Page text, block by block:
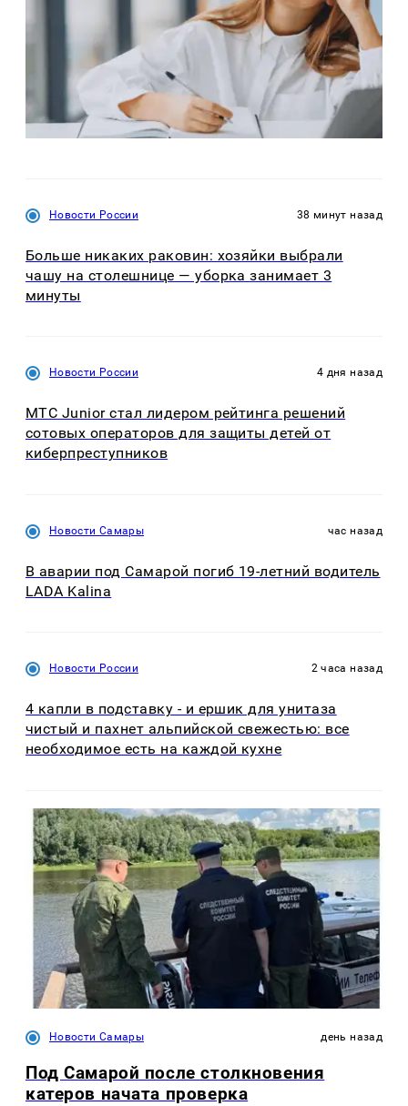
Новости России 38 минут назад
Больше никаких раковин: хозяйки выбрали
чашу на столешнице — уборка занимает 3
минуты
Новости России 4 дня назад
МТС Junior стал лидером рейтинга решений
сотовых операторов для защиты детей от
киберпреступников
Новости Самары час назад
В аварии под Самарой погиб 19-летний водитель
LADA Kalina
Новости России 2 часа назад
4 капли в подставку - и ершик для унитаза
чистый и пахнет альпийской свежестью: все
необходимое есть на каждой кухне
Новости Самары день назад
Под Самарой после столкновения
катеров начата проверка